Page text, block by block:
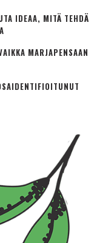
IDEAA, MITÄ TEHDÄ
MARJAPENSAAN